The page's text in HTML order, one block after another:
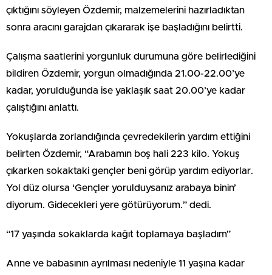
çıktığını söyleyen Özdemir, malzemelerini hazırladıktan
sonra aracını garajdan çıkararak işe başladığını belirtti.
Çalışma saatlerini yorgunluk durumuna göre belirlediğini
bildiren Özdemir, yorgun olmadığında 21.00-22.00’ye
kadar, yorulduğunda ise yaklaşık saat 20.00’ye kadar
çalıştığını anlattı.
Yokuşlarda zorlandığında çevredekilerin yardım ettiğini
belirten Özdemir, “Arabamın boş hali 223 kilo. Yokuş
çıkarken sokaktaki gençler beni görüp yardım ediyorlar.
Yol düz olursa ‘Gençler yorulduysanız arabaya binin’
diyorum. Gidecekleri yere götürüyorum.” dedi.
“17 yaşında sokaklarda kağıt toplamaya başladım”
Anne ve babasının ayrılması nedeniyle 11 yaşına kadar